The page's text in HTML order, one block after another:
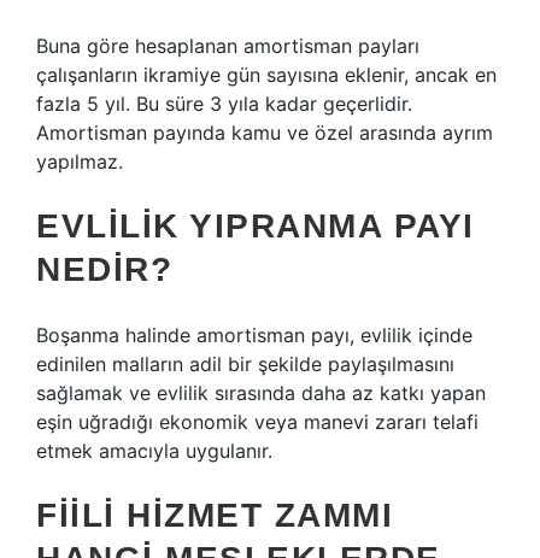
Buna göre hesaplanan amortisman payları
çalışanların ikramiye gün sayısına eklenir, ancak en
fazla 5 yıl. Bu süre 3 yıla kadar geçerlidir.
Amortisman payında kamu ve özel arasında ayrım
yapılmaz.
EVLILIK YIPRANMA PAYI
NEDIR?
Boşanma halinde amortisman payı, evlilik içinde
edinilen malların adil bir şekilde paylaşılmasını
sağlamak ve evlilik sırasında daha az katkı yapan
eşin uğradığı ekonomik veya manevi zararı telafi
etmek amacıyla uygulanır.
FIILI HIZMET ZAMMI